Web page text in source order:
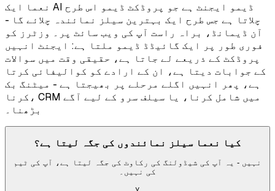
نعما ایک AI ڈیمو ایجنٹ ہے جو پروڈکٹ ڈیمو اس طرح
چلاتا ہے جس طرح ایک بہترین سیلز نمائندہ چلائے گا -
آن ڈیمانڈ، براہ راست آپ کی ویب سائٹ پر۔ وزٹرز کو
فوری طور پر ایک گائیڈڈ ڈیمو ملتا ہے: ایجنٹ انہیں
پروڈکٹ کے ذریعے لے جاتا ہے، حقیقی وقت میں سوالات
کے جوابات دیتا ہے، ان کے ارادے کو کوالیفائی کرتا
ہے، پھر انہیں اگلے مرحلے پر بھیجتا ہے - میٹنگ بک
کرنا، CRM میں شامل کرنا، یا سیلف سرو کے لیے آگے
بڑھنا۔
کیا نعما سیلز نمائندوں کی جگہ لیتا ہے؟
نہیں - یہ آپ کی شیڈولنگ کی رکاوٹ کی جگہ لیتا ہے، آپ کی ٹیم
کی نہیں۔